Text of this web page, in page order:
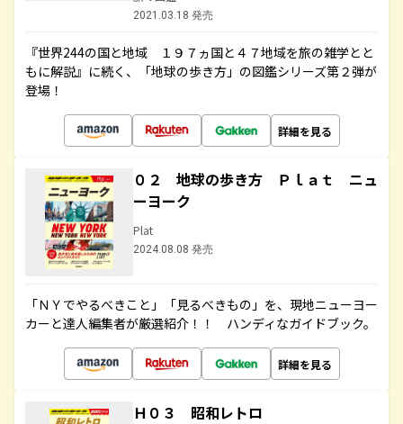
2021.03.18 発売
『世界244の国と地域 １９７ヵ国と４７地域を旅の雑学とと
もに解説』に続く、「地球の歩き方」の図鑑シリーズ第２弾が
登場！
詳細を見る
０２ 地球の歩き方 Ｐｌａｔ ニュ
ーヨーク
Plat
2024.08.08 発売
「ＮＹでやるべきこと」「見るべきもの」を、現地ニューヨー
カーと達人編集者が厳選紹介！！ ハンディなガイドブック。
詳細を見る
Ｈ０３ 昭和レトロ